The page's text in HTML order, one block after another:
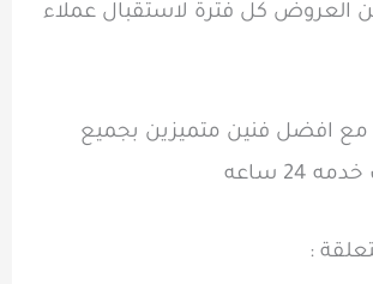
العروض كل فترة لاستقبال عملاء
مع افضل فنين متميزين بجميع
24 ساعه
: